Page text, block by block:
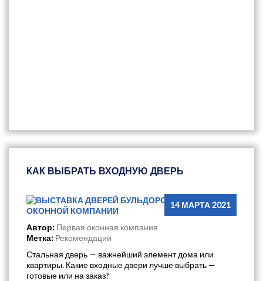
КАК ВЫБРАТЬ ВХОДНУЮ ДВЕРЬ
14 МАРТА 2021
Автор: Первая оконная компания
Метка: Рекомендации
Стальная дверь — важнейший элемент дома или
квартиры. Какие входные двери лучше выбрать —
готовые или на заказ?